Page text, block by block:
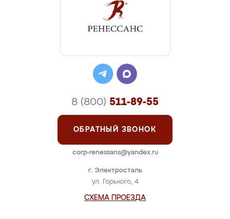
г. Электросталь
ул. Горького, 4
СХЕМА ПРОЕЗДА
8 (800) 511-89-55
ОБРАТНЫЙ ЗВОНОК
corp-renessans@yandex.ru